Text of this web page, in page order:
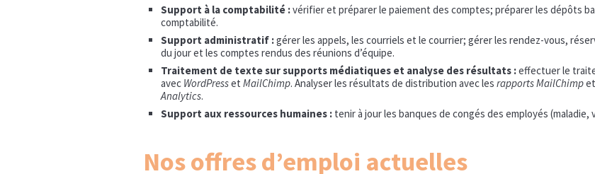
Support à la comptabilité :vérifier et préparer le paiement des comptes; préparer les dépôts
comptabilité.
Support administratif :gérer les appels, les courriels et le courrier; gérer les rendez-vous,
du jour et les comptes rendus des réunions d’équipe.
Traitement de texte sur supports médiatiques et analyse des résultats :effectuer le
avec WordPresset MailChimp. Analyser les résultats de distribution avec les rapports MailChimp
Analytics.
Support aux ressources humaines : tenir à jour les banques de congés des employés (maladie,
Nos offres d’emploi actuelles